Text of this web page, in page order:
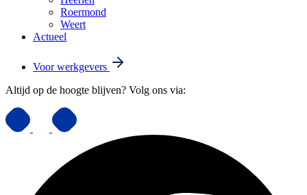
Roermond
Weert
Actueel
Voor werkgevers
Altijd op de hoogte blijven? Volg ons via: